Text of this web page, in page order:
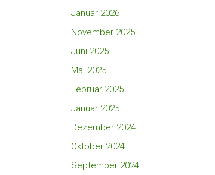
Januar 2026
November 2025
Juni 2025
Mai 2025
Februar 2025
Januar 2025
Dezember 2024
Oktober 2024
September 2024